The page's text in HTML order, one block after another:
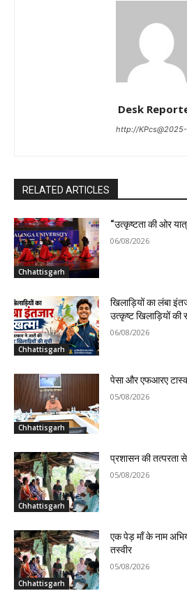
Desk
http://
RELATED ARTICLES
Chhattisgarh
“उत्कृष्टता की ओर
06/08/2026
Chhattisgarh
खिलाड़ियों का लंबा
उत्कृष्ट खिलाड़ियों की
06/08/2026
Chhattisgarh
पेसा और एफआरए
05/08/2026
Chhattisgarh
प्रशासन की तत्परता
05/08/2026
Chhattisgarh
एक पेड़ माँ के नाम
तस्वीर
05/08/2026